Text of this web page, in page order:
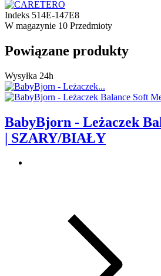
Indeks 514E-147E8
W magazynie 10 Przedmioty
Powiązane produkty
Wysyłka 24h
BabyBjorn - Leżaczek
| SZARY/BIAŁY